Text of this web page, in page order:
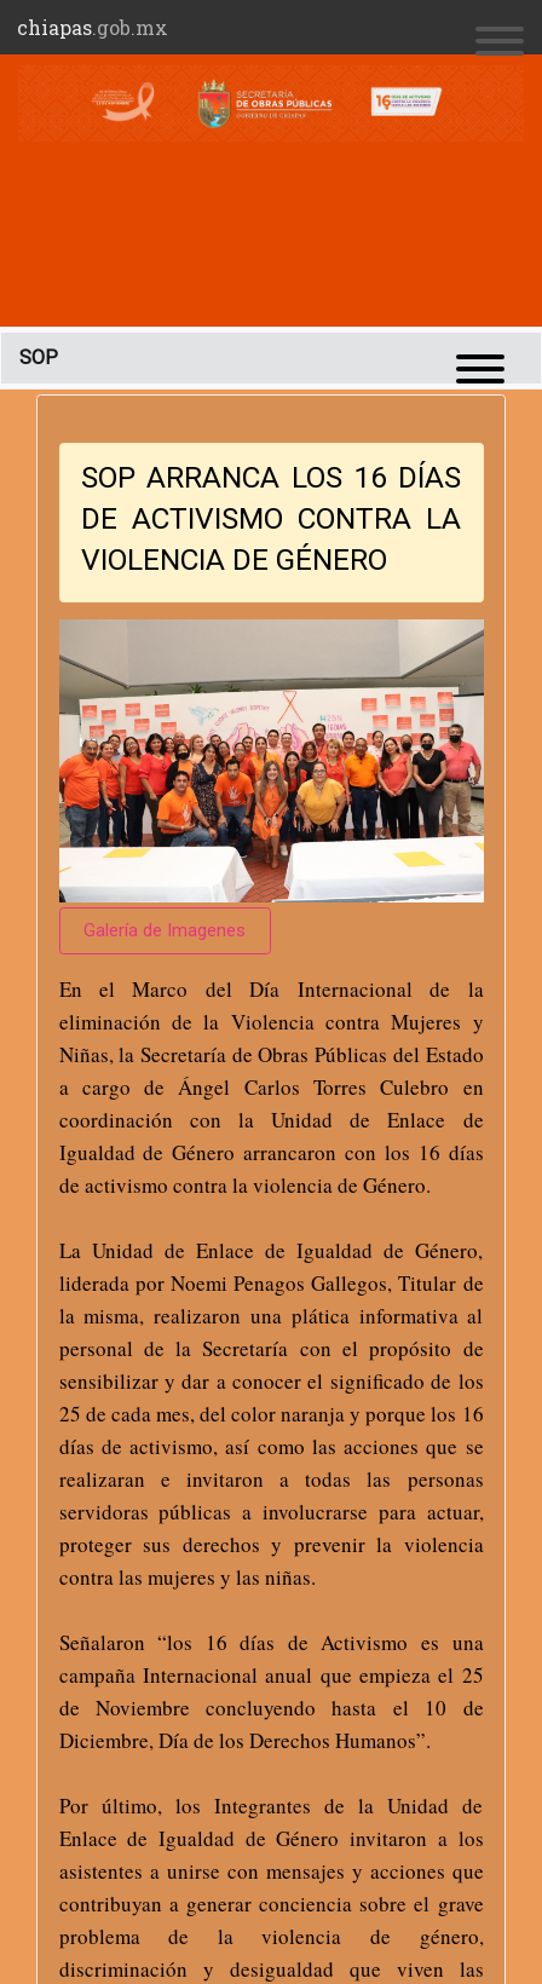
chiapas.gob.mx
SOP
SOP ARRANCA LOS 16 DÍAS
DE ACTIVISMO CONTRA LA
VIOLENCIA DE GÉNERO
Galería de Imagenes
En el Marco del Día Internacional de la
eliminación de la Violencia contra Mujeres y
Niñas, la Secretaría de Obras Públicas del Estado
a cargo de Ángel Carlos Torres Culebro en
coordinación con la Unidad de Enlace de
Igualdad de Género arrancaron con los 16 días
de activismo contra la violencia de Género.
La Unidad de Enlace de Igualdad de Género,
liderada por Noemi Penagos Gallegos, Titular de
la misma, realizaron una plática informativa al
personal de la Secretaría con el propósito de
sensibilizar y dar a conocer el significado de los
25 de cada mes, del color naranja y porque los 16
días de activismo, así como las acciones que se
realizaran e invitaron a todas las personas
servidoras públicas a involucrarse para actuar,
proteger sus derechos y prevenir la violencia
contra las mujeres y las niñas.
Señalaron “los 16 días de Activismo es una
campaña Internacional anual que empieza el 25
de Noviembre concluyendo hasta el 10 de
Diciembre, Día de los Derechos Humanos”.
Por último, los Integrantes de la Unidad de
Enlace de Igualdad de Género invitaron a los
asistentes a unirse con mensajes y acciones que
contribuyan a generar conciencia sobre el grave
problema de la violencia de género,
discriminación y desigualdad que viven las